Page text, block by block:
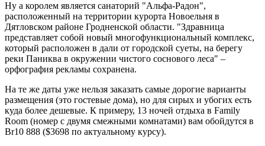
Ну а королем является санаторий "Альфа-Радон",
расположенный на территории курорта Новоельня в
Дятловском районе Гродненской области. "Здравница
представляет собой новый многофункциональный комплекс,
который расположен в дали от городской суеты, на берегу
реки Паниква в окружении чистого соснового леса" –
орфография рекламы сохранена.
На те же даты уже нельзя заказать самые дорогие варианты
размещения (это гостевые дома), но для сирых и убогих есть
куда более дешевые. К примеру, 13 ночей отдыха в Family
Room (номер с двумя смежными комнатами) вам обойдутся в
Br10 888 ($3698 по актуальному курсу).